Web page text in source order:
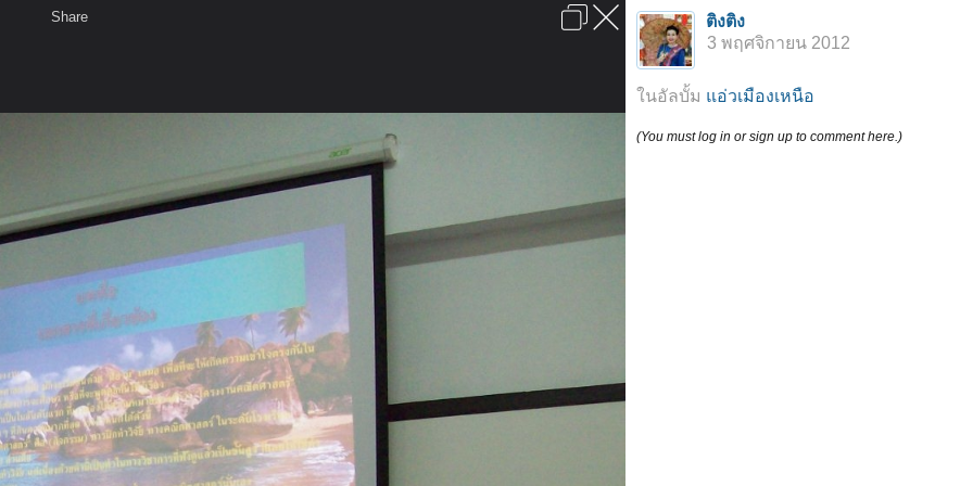
เสียงธรรม สมาชิก ห้องสนทนา
ลงโฆษณา ติดต่อเรา ช่วยเหลือ
Share
ติงติง
3 พฤศจิกายน 2012
ในอัลบั้ม แอ่วเมืองเหนือ
(You must log in or sign up to comment here.)